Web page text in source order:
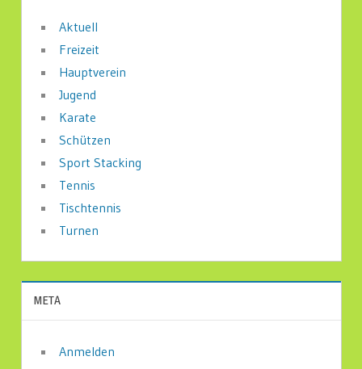
Aktuell
Freizeit
Hauptverein
Jugend
Karate
Schützen
Sport Stacking
Tennis
Tischtennis
Turnen
META
Anmelden